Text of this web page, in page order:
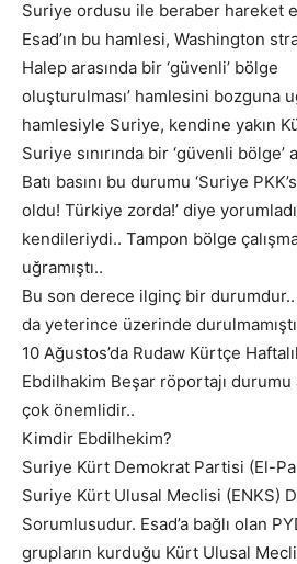
Suriye ordusu ile beraber hareket
Esad’ın bu hamlesi, Washington
Halep arasında bir ‘güvenli’ bölge
oluşturulması’ hamlesini bozguna
hamlesiyle Suriye, kendine yakın
Suriye sınırında bir ‘güvenli bölge’
Batı basını bu durumu ‘Suriye
oldu! Türkiye zorda!’ diye
kendileriydi.. Tampon bölge
uğramıştı..
Bu son derece ilginç bir
da yeterince üzerinde
10 Ağustos’da Rudaw Kürtçe
Ebdilhakim Beşar röportajı durumu
çok önemlidir..
Kimdir Ebdilhekim?
Suriye Kürt Demokrat Partisi (El-
Suriye Kürt Ulusal Meclisi (ENKS)
Sorumlusudur. Esad’a bağlı olan
grupların kurduğu Kürt Ulusal